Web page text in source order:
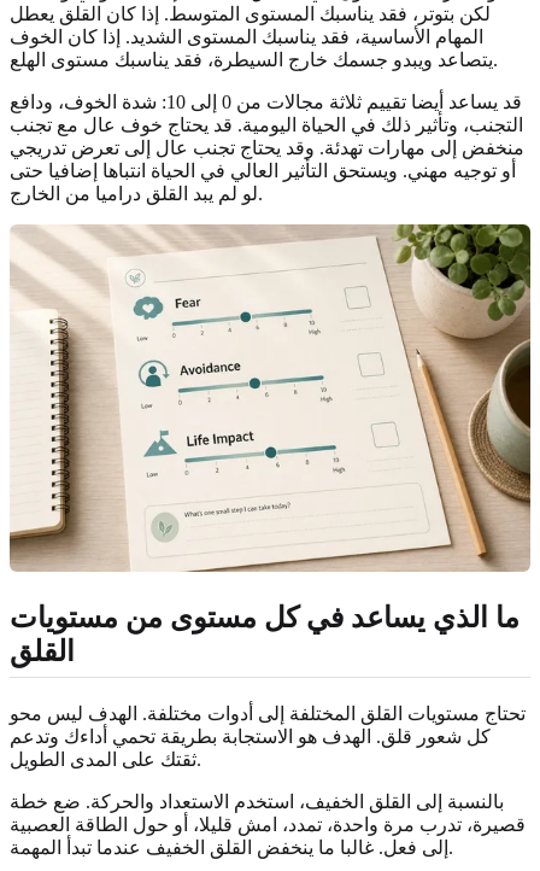
لكن بتوتر، فقد يناسبك المستوى المتوسط. إذا كان القلق يعطل
المهام الأساسية، فقد يناسبك المستوى الشديد. إذا كان الخوف
يتصاعد ويبدو جسمك خارج السيطرة، فقد يناسبك مستوى الهلع.
قد يساعد أيضا تقييم ثلاثة مجالات من 0 إلى 10: شدة الخوف، ودافع
التجنب، وتأثير ذلك في الحياة اليومية. قد يحتاج خوف عال مع تجنب
منخفض إلى مهارات تهدئة. وقد يحتاج تجنب عال إلى تعرض تدريجي
أو توجيه مهني. ويستحق التأثير العالي في الحياة انتباها إضافيا حتى
لو لم يبد القلق دراميا من الخارج.
ما الذي يساعد في كل مستوى من مستويات
القلق
تحتاج مستويات القلق المختلفة إلى أدوات مختلفة. الهدف ليس محو
كل شعور قلق. الهدف هو الاستجابة بطريقة تحمي أداءك وتدعم
ثقتك على المدى الطويل.
بالنسبة إلى القلق الخفيف، استخدم الاستعداد والحركة. ضع خطة
قصيرة، تدرب مرة واحدة، تمدد، امش قليلا، أو حول الطاقة العصبية
إلى فعل. غالبا ما ينخفض القلق الخفيف عندما تبدأ المهمة.